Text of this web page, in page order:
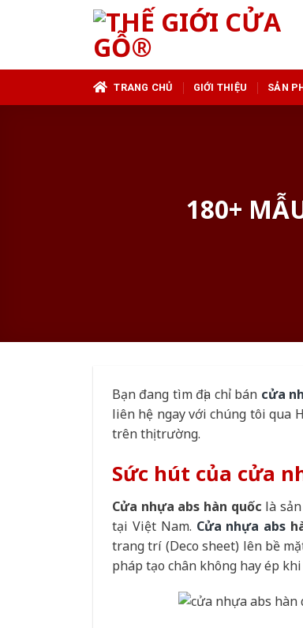
TRANG CHỦ GIỚI THIỆU SẢN
180+
Bạn đang tìm địa chỉ bán cửa
liên hệ ngay với chúng tôi qua
trên thị trường.
Sức hút của cửa
Cửa nhựa abs hàn quốc là
tại Việt Nam. Cửa nhựa abs
trang trí (Deco sheet) lên bề
pháp tạo chân không hay ép